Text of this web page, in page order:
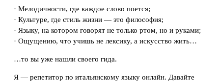
· Мелодичности, где каждое слово поется;
· Культуре, где стиль жизни — это философия;
· Языку, на котором говорят не только ртом, но и руками;
· Ощущению, что учишь не лексику, а искусство жить…
…то вы уже нашли своего гида.
Я — репетитор по итальянскому языку онлайн. Давайте